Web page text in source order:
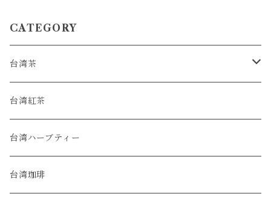
CATEGORY
台湾茶
烏龍茶
緑茶
普洱茶
台湾紅茶
台湾ハーブティー
台湾珈琲